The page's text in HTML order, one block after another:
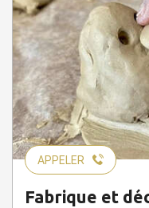
APPELER
Fabrique et